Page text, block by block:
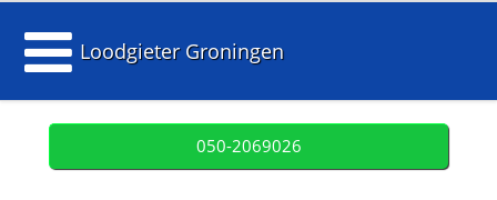
Loodgieter Groningen
050-2069026